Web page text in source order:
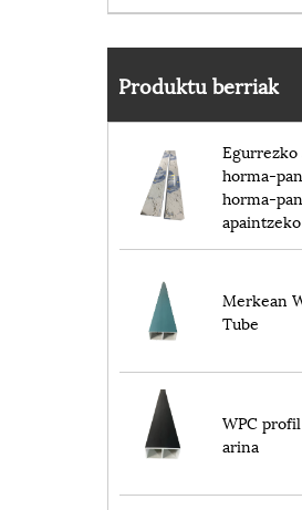
Produktu berriak
Egurrezko
horma-
horma-
apaintzeko
Merkean
Tube
WPC
arina